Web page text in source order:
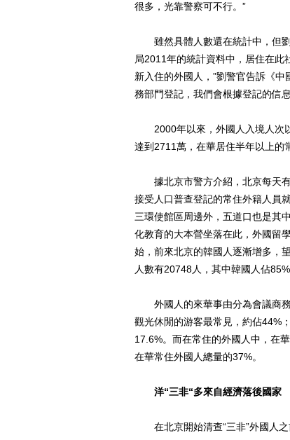
很多，光靠警察可不行。”
雖然具體人數還在統計中，但劉
局2011年的統計資料中，居住在此
新入住的外國人，”劉警官告訴《
務部門登記，我們會根據登記的信
2000年以來，外國人入境人次以
達到2711萬，在華居住半年以上的
據北京市警方介紹，北京每天有
接受人口普查登記的常住外籍人員
三環使館區周邊外，五道口也是其
化教育的大本營坐落在此，外國留
始，前來北京的韓國人逐漸增多，
人數有20748人，其中韓國人佔
外國人的來華事由分為會議商務
觀光休閒的游客最常見，約佔44%
17.6%。而在常住的外國人中，在
在華常住外國人總量的37%。
洋“三非“多來自經濟落後國家
在北京開始清查“三非”外國人之